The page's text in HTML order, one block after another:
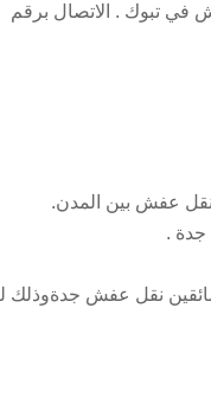
تبوك . الاتصال برقم
عفش بين المدن.
جدة .
سائقين نقل عفش جدةوذلك